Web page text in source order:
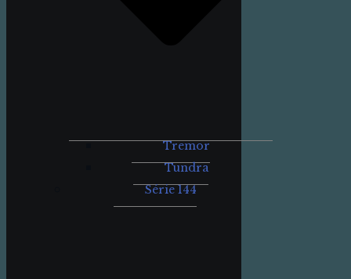
Tremor
Tundra
Série 144